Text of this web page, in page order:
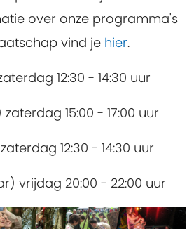
over onze programma's
vind je hier.
12:30 - 14:30 uur
15:00 - 17:00 uur
12:30 - 14:30 uur
vrijdag 20:00 - 22:00 uur